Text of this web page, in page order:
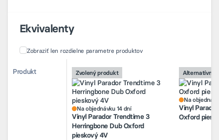
Ekvivalenty
Zobraziť len rozdielne parametre produktov
Produkt Zvolený produkt
Na objednávku 14 dní
Vinyl Parador Trendtime 3
Herringbone Dub Oxford
pieskový 4V
Alternatívny
Na
Vinyl
Oxford
Produkt
Zvolený produkt
Na objednávku 14 dní
Vinyl Parador Trendtime 3
Herringbone Dub Oxford
pieskový 4V
Alternatívny
Na
Vinyl
Oxford